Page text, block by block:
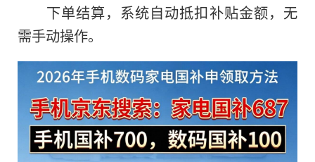
下单结算，系统自动抵扣补贴金额，无
需手动操作。